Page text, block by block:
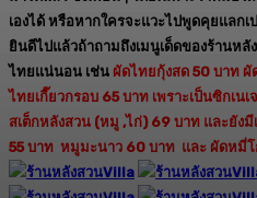
เองได้ หรือหากใครจะแวะไปพูดคุยแล
ยินดีไปแล้วถ้าถามถึงเมนูเด็ดของร้านห
ไทยแน่นอน เช่น ผัดไทยกุ้งสด 50 บาท
ไทยเกี๊ยวกรอบ 65 บาท เพราะเป็นซิกเ
สเต็กหลังสวน (หมู ,ไก่) 69 บาท และยัง
55 บาท หมูมะนาว 60 บาท และ ผัดหมี่โ